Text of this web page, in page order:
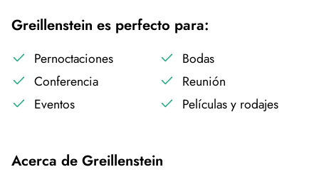
Greillenstein es perfecto para:
Pernoctaciones
Bodas
Conferencia
Reunión
Eventos
Películas y rodajes
Acerca de Greillenstein